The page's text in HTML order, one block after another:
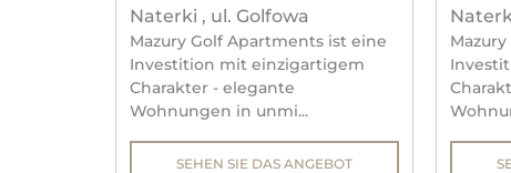
Naterki , ul. Golfowa
Mazury Golf Apartments ist eine
Investition mit einzigartigem
Charakter - elegante
Wohnungen in unmi...
SEHEN SIE DAS ANGEBOT